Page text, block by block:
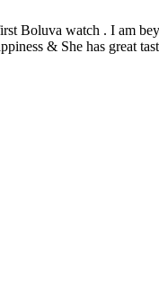
Boluva watch . I am
& She has great